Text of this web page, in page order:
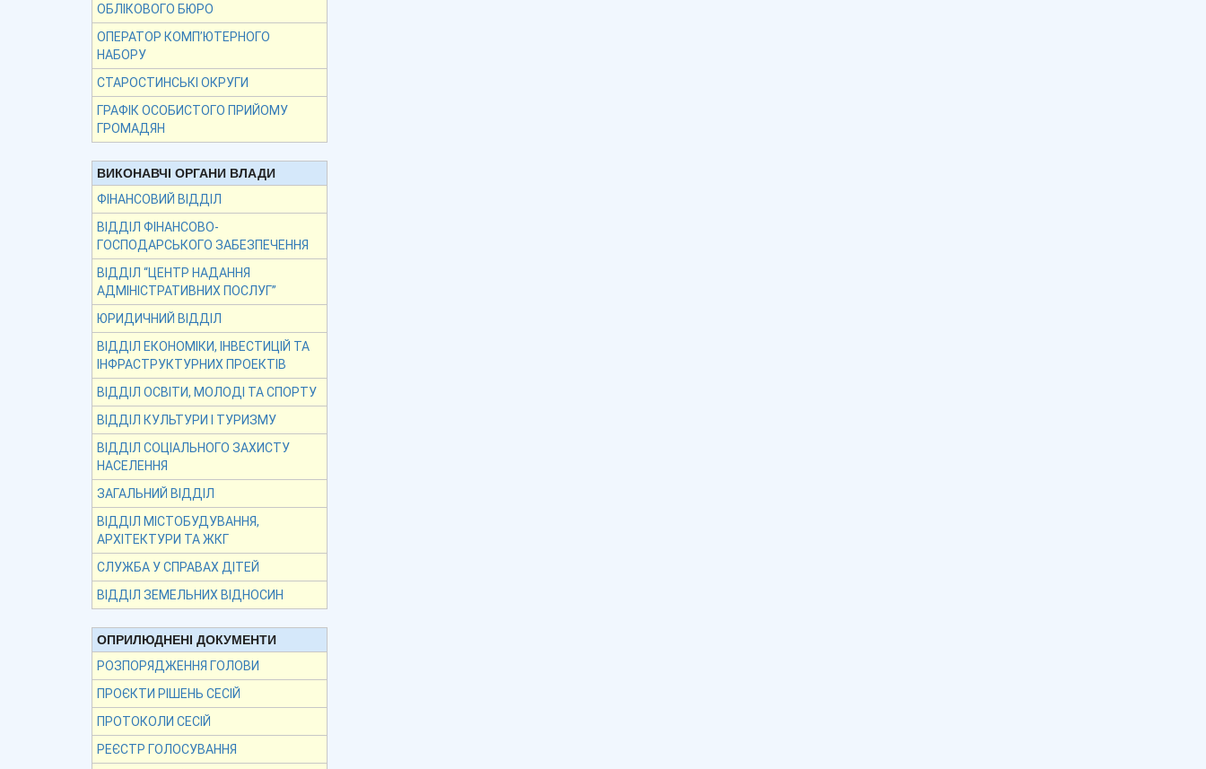
ОБЛІКОВОГО БЮРО
ОПЕРАТОР КОМП’ЮТЕРНОГО
НАБОРУ
СТАРОСТИНСЬКІ ОКРУГИ
ГРАФІК ОСОБИСТОГО ПРИЙОМУ
ГРОМАДЯН
ВИКОНАВЧІ ОРГАНИ ВЛАДИ
ФІНАНСОВИЙ ВІДДІЛ
ВІДДІЛ ФІНАНСОВО-
ГОСПОДАРСЬКОГО ЗАБЕЗПЕЧЕННЯ
ВІДДІЛ “ЦЕНТР НАДАННЯ
АДМІНІСТРАТИВНИХ ПОСЛУГ”
ЮРИДИЧНИЙ ВІДДІЛ
ВІДДІЛ ЕКОНОМІКИ, ІНВЕСТИЦІЙ ТА
ІНФРАСТРУКТУРНИХ ПРОЕКТІВ
ВІДДІЛ ОСВІТИ, МОЛОДІ ТА СПОРТУ
ВІДДІЛ КУЛЬТУРИ І ТУРИЗМУ
ВІДДІЛ СОЦІАЛЬНОГО ЗАХИСТУ
НАСЕЛЕННЯ
ЗАГАЛЬНИЙ ВІДДІЛ
ВІДДІЛ МІСТОБУДУВАННЯ,
АРХІТЕКТУРИ ТА ЖКГ
СЛУЖБА У СПРАВАХ ДІТЕЙ
ВІДДІЛ ЗЕМЕЛЬНИХ ВІДНОСИН
ОПРИЛЮДНЕНІ ДОКУМЕНТИ
РОЗПОРЯДЖЕННЯ ГОЛОВИ
ПРОЄКТИ РІШЕНЬ СЕСІЙ
ПРОТОКОЛИ СЕСІЙ
РЕЄСТР ГОЛОСУВАННЯ